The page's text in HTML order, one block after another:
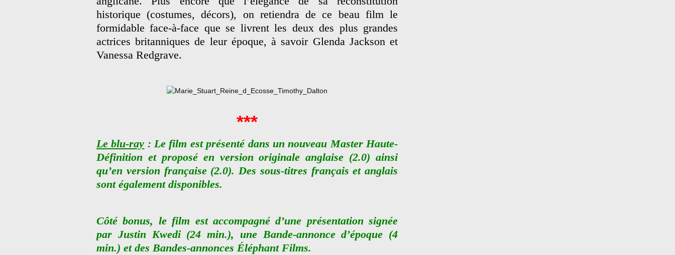
historique (costumes, décors), on retiendra de ce beau film le
formidable face-à-face que se livrent les deux des plus grandes
actrices britanniques de leur époque, à savoir Glenda Jackson et
Vanessa Redgrave.
***
Le blu-ray : Le film est présenté dans un nouveau Master Haute-
Définition et proposé en version originale anglaise (2.0) ainsi
qu’en version française (2.0). Des sous-titres français et anglais
sont également disponibles.
Côté bonus, le film est accompagné d’une présentation signée
par Justin Kwedi (24 min.), une Bande-annonce d’époque (4
min.) et des Bandes-annonces Éléphant Films.